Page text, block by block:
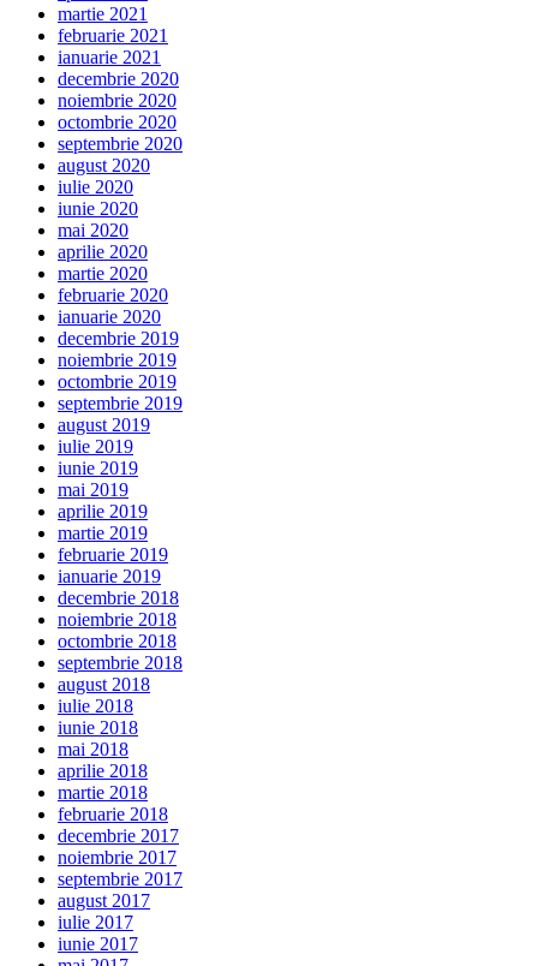
martie 2021
februarie 2021
ianuarie 2021
decembrie 2020
noiembrie 2020
octombrie 2020
septembrie 2020
august 2020
iulie 2020
iunie 2020
mai 2020
aprilie 2020
martie 2020
februarie 2020
ianuarie 2020
decembrie 2019
noiembrie 2019
octombrie 2019
septembrie 2019
august 2019
iulie 2019
iunie 2019
mai 2019
aprilie 2019
martie 2019
februarie 2019
ianuarie 2019
decembrie 2018
noiembrie 2018
octombrie 2018
septembrie 2018
august 2018
iulie 2018
iunie 2018
mai 2018
aprilie 2018
martie 2018
februarie 2018
decembrie 2017
noiembrie 2017
septembrie 2017
august 2017
iulie 2017
iunie 2017